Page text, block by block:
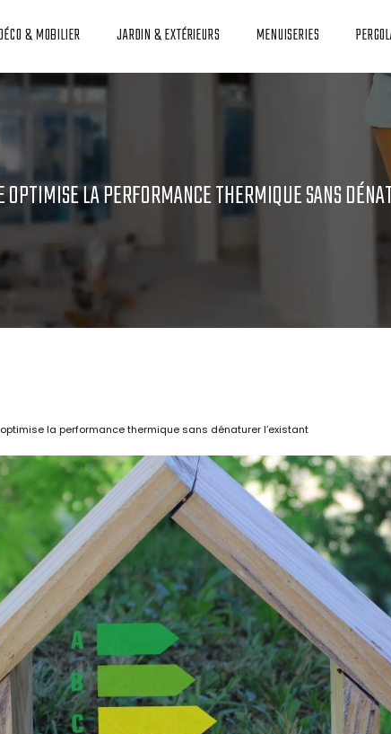
& MOBILIER JARDIN & EXTÉRIEURS MENUISERIES
LA PERFORMANCE THERMIQUE SANS
la performance thermique sans dénaturer l’existant